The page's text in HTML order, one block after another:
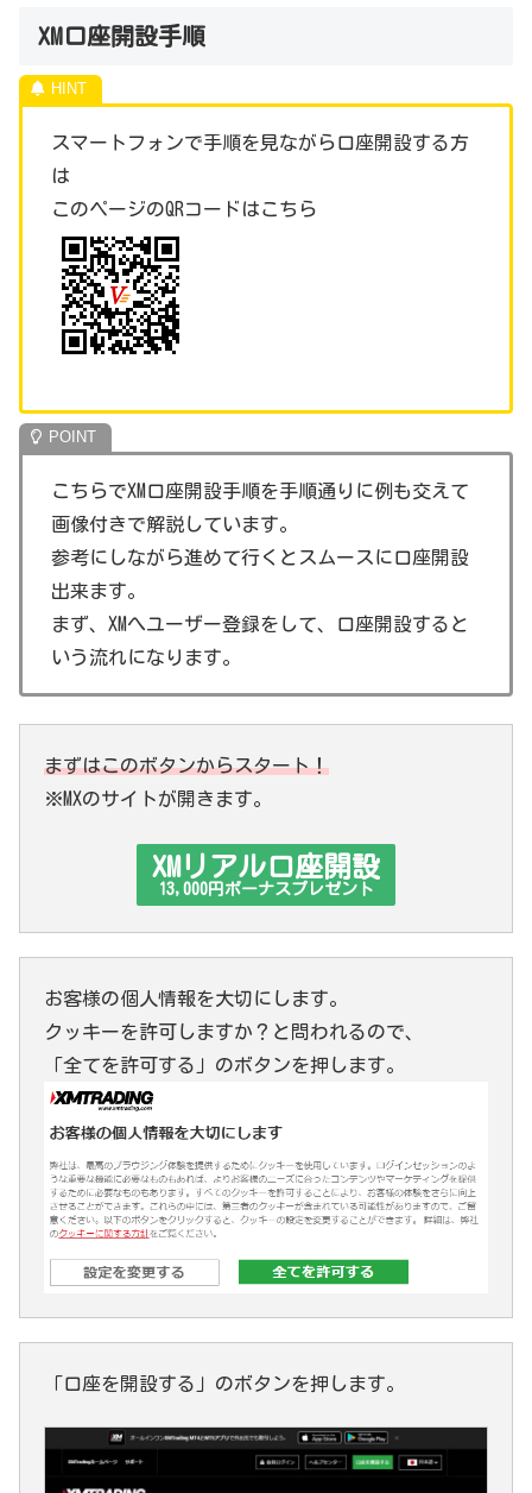
XM口座開設手順
スマートフォンで手順を見ながら口座開設する方
は
このページのQRコードはこちら
こちらでXM口座開設手順を手順通りに例も交えて
画像付きで解説しています。
参考にしながら進めて行くとスムースに口座開設
出来ます。
まず、XMへユーザー登録をして、口座開設すると
いう流れになります。
まずはこのボタンからスタート！
※MXのサイトが開きます。
XMリアル口座開設
13,000円ボーナスプレゼント
お客様の個人情報を大切にします。
クッキーを許可しますか？と問われるので、
「全てを許可する」のボタンを押します。
「口座を開設する」のボタンを押します。